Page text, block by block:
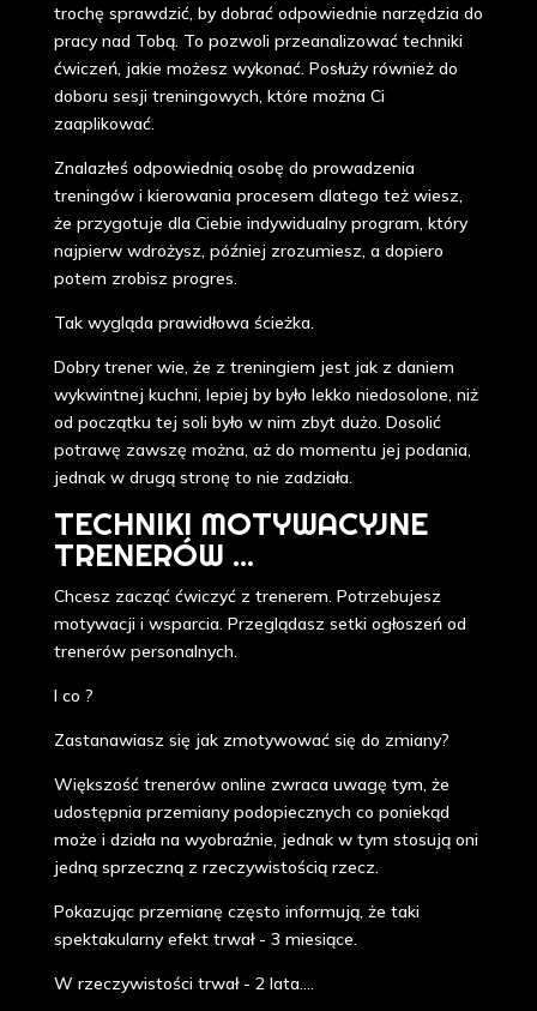
trochę sprawdzić, by dobrać odpowiednie narzędzia do
pracy nad Tobą. To pozwoli przeanalizować techniki
ćwiczeń, jakie możesz wykonać. Posłuży również do
doboru sesji treningowych, które można Ci
zaaplikować.
Znalazłeś odpowiednią osobę do prowadzenia
treningów i kierowania procesem dlatego też wiesz,
że przygotuje dla Ciebie indywidualny program, który
najpierw wdrożysz, później zrozumiesz, a dopiero
potem zrobisz progres.
Tak wygląda prawidłowa ścieżka.
Dobry trener wie, że z treningiem jest jak z daniem
wykwintnej kuchni, lepiej by było lekko niedosolone, niż
od początku tej soli było w nim zbyt dużo. Dosolić
potrawę zawszę można, aż do momentu jej podania,
jednak w drugą stronę to nie zadziała.
TECHNIKI MOTYWACYJNE
TRENERÓW ...
Chcesz zacząć ćwiczyć z trenerem. Potrzebujesz
motywacji i wsparcia. Przeglądasz setki ogłoszeń od
trenerów personalnych.
I co ?
Zastanawiasz się jak zmotywować się do zmiany?
Większość trenerów online zwraca uwagę tym, że
udostępnia przemiany podopiecznych co poniekąd
może i działa na wyobraźnie, jednak w tym stosują oni
jedną sprzeczną z rzeczywistością rzecz.
Pokazując przemianę często informują, że taki
spektakularny efekt trwał - 3 miesiące.
W rzeczywistości trwał - 2 lata....